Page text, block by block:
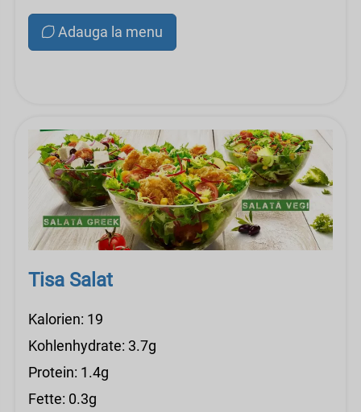
Adauga la menu
Tisa Salat
Kalorien: 19
Kohlenhydrate: 3.7g
Protein: 1.4g
Fette: 0.3g